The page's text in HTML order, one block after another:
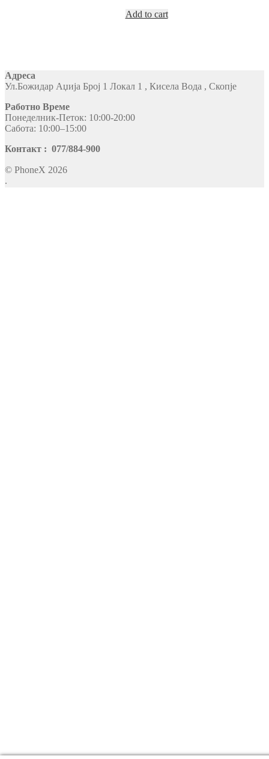
Add to cart
Адреса
Ул.Божидар Аџија Број 1 Локал 1 , Кисела Вода , Скопје
Работно Време
Понеделник-Петок: 10:00-20:00
Сабота: 10:00–15:00
Контакт : 077/884-900
© PhoneX 2026
.